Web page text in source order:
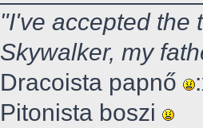
"I've accepted the
Skywalker, my
Dracoista papnő
Pitonista boszi